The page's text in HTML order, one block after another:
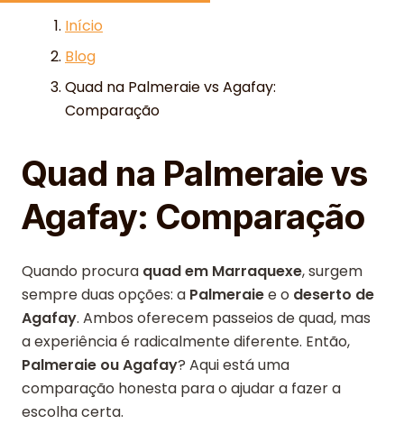
Skip to content
Início
Blog
Quad na Palmeraie vs Agafay:
Comparação
Quad na Palmeraie vs
Agafay: Comparação
Quando procura quad em Marraquexe, surgem
sempre duas opções: a Palmeraiee o deserto de
Agafay. Ambos oferecem passeios de quad, mas
a experiência é radicalmente diferente. Então,
Palmeraie ou Agafay? Aqui está uma
comparação honesta para o ajudar a fazer a
escolha certa.